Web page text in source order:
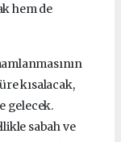
hem de
kısalacak,
gelecek.
sabah ve